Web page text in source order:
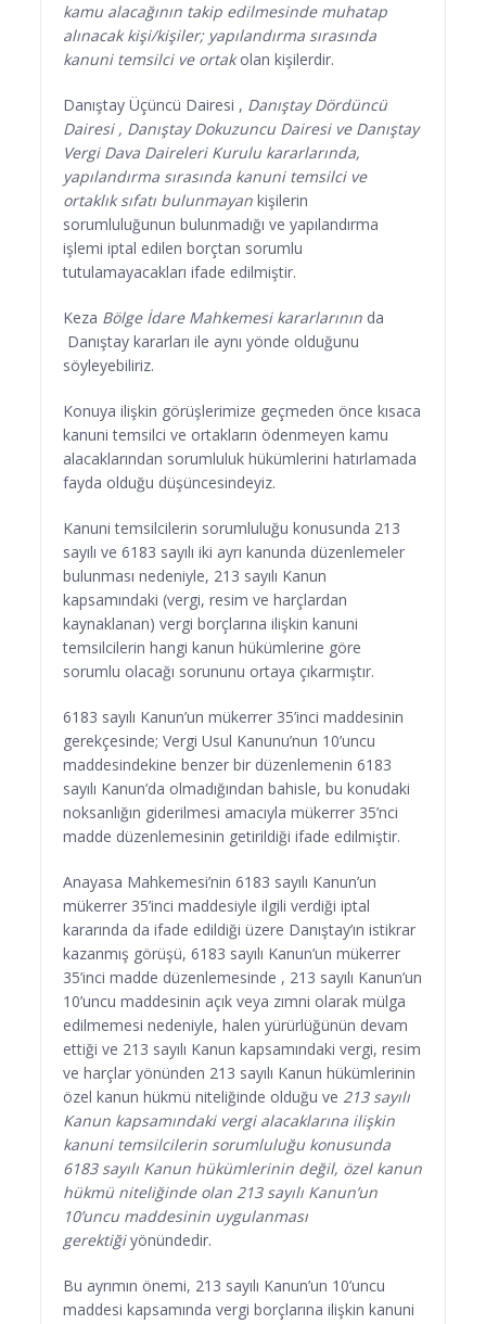
kamu alacağının takip edilmesinde muhatap
alınacak kişi/kişiler; yapılandırma sırasında
kanuni temsilci ve ortakolan kişilerdir.
Danıştay Üçüncü Dairesi , Danıştay Dördüncü
Dairesi , Danıştay Dokuzuncu Dairesi ve Danıştay
Vergi Dava Daireleri Kurulu kararlarında,
yapılandırma sırasında kanuni temsilci ve
ortaklık sıfatı bulunmayan kişilerin
sorumluluğunun bulunmadığı ve yapılandırma
işlemi iptal edilen borçtan sorumlu
tutulamayacakları ifade edilmiştir.
Keza Bölge İdare Mahkemesi kararlarının da
Danıştay kararları ile aynı yönde olduğunu
söyleyebiliriz.
Konuya ilişkin görüşlerimize geçmeden önce kısaca
kanuni temsilci ve ortakların ödenmeyen kamu
alacaklarından sorumluluk hükümlerini hatırlamada
fayda olduğu düşüncesindeyiz.
Kanuni temsilcilerin sorumluluğu konusunda 213
sayılı ve 6183 sayılı iki ayrı kanunda düzenlemeler
bulunması nedeniyle, 213 sayılı Kanun
kapsamındaki (vergi, resim ve harçlardan
kaynaklanan) vergi borçlarına ilişkin kanuni
temsilcilerin hangi kanun hükümlerine göre
sorumlu olacağı sorununu ortaya çıkarmıştır.
6183 sayılı Kanun’un mükerrer 35’inci maddesinin
gerekçesinde; Vergi Usul Kanunu’nun 10’uncu
maddesindekine benzer bir düzenlemenin 6183
sayılı Kanun’da olmadığından bahisle, bu konudaki
noksanlığın giderilmesi amacıyla mükerrer 35’nci
madde düzenlemesinin getirildiği ifade edilmiştir.
Anayasa Mahkemesi’nin 6183 sayılı Kanun’un
mükerrer 35’inci maddesiyle ilgili verdiği iptal
kararında da ifade edildiği üzere Danıştay’ın istikrar
kazanmış görüşü, 6183 sayılı Kanun’un mükerrer
35’inci madde düzenlemesinde , 213 sayılı Kanun’un
10’uncu maddesinin açık veya zımni olarak mülga
edilmemesi nedeniyle, halen yürürlüğünün devam
ettiği ve 213 sayılı Kanun kapsamındaki vergi, resim
ve harçlar yönünden 213 sayılı Kanun hükümlerinin
özel kanun hükmü niteliğinde olduğu ve213 sayılı
Kanun kapsamındaki vergi alacaklarına ilişkin
kanuni temsilcilerin sorumluluğu konusunda
6183 sayılı Kanun hükümlerinin değil, özel kanun
hükmü niteliğinde olan 213 sayılı Kanun’un
10’uncu maddesinin uygulanması
gerektiğiyönündedir.
Bu ayrımın önemi, 213 sayılı Kanun’un 10’uncu
maddesi kapsamında vergi borçlarına ilişkin kanuni